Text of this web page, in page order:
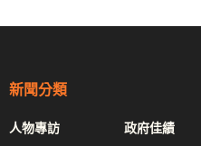
新聞分類
人物專訪
政府佳績